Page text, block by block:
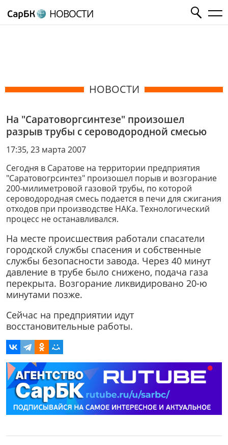
НОВОСТИ
НОВОСТИ
На "Саратоворгсинтезе" произошел
разрыв трубы с сероводородной смесью
17:35, 23 марта 2007
Сегодня в Саратове на территории предприятия
"Саратовогрсинтез" произошел порыв и возгорание
200-милиметровой газовой трубы, по которой
сероводородная смесь подается в печи для сжигания
отходов при производстве НАКа. Технологический
процесс не останавливался.
На месте происшествия работали спасатели
городской службы спасения и собственные
службы безопасности завода. Через 40 минут
давление в трубе было снижено, подача газа
перекрыта. Возгорание ликвидировано 20-ю
минутами позже.
Сейчас на предприятии идут
восстановительные работы.